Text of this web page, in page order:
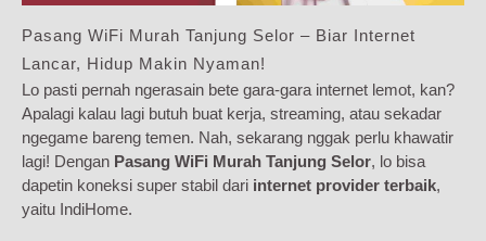
Pasang WiFi Murah Tanjung Selor – Biar Internet
Lancar, Hidup Makin Nyaman!
Lo pasti pernah ngerasain bete gara-gara internet lemot, kan?
Apalagi kalau lagi butuh buat kerja, streaming, atau sekadar
ngegame bareng temen. Nah, sekarang nggak perlu khawatir
lagi! Dengan Pasang WiFi Murah Tanjung Selor, lo bisa
dapetin koneksi super stabil dari internet provider terbaik,
yaitu IndiHome.